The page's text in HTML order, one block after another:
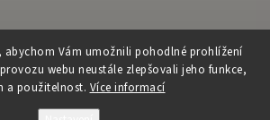
abychom Vám umožnili pohodlné prohlížení
webu neustále zlepšovali jeho funkce,
a použitelnost. Více informací